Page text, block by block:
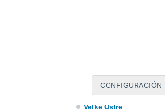
CONFIGURACIÓN
Veľké Ostré